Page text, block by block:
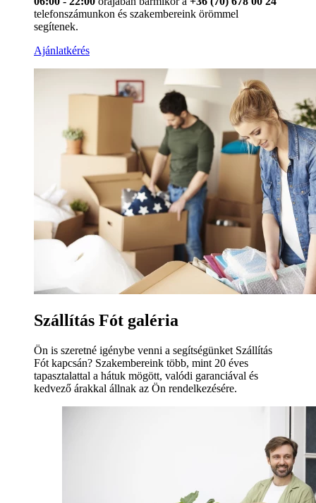
telefonszámunkon és szakembereink örömmel
segítenek.
Ajánlatkérés
Szállítás Fót galéria
Ön is szeretné igénybe venni a segítségünket Szállítás
Fót kapcsán? Szakembereink több, mint 20 éves
tapasztalattal a hátuk mögött, valódi garanciával és
kedvező árakkal állnak az Ön rendelkezésére.